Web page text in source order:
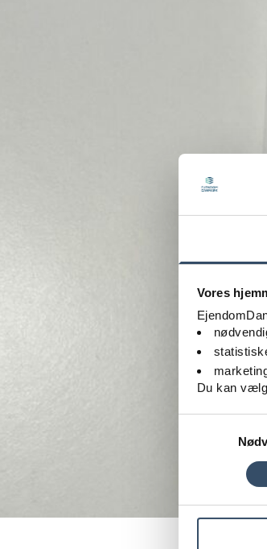
Vores
Du kan